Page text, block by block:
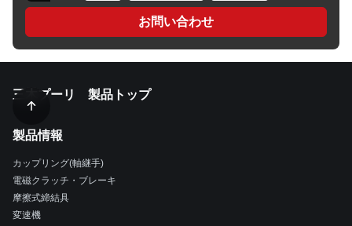
お問い合わせ
三木プーリ 製品トップ
製品情報
カップリング(軸継手)
電磁クラッチ・ブレーキ
摩擦式締結具
変速機